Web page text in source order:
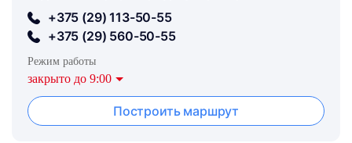
+375 (29) 113-50-55
+375 (29) 560-50-55
Режим работы
закрыто до 9:00
Построить маршрут